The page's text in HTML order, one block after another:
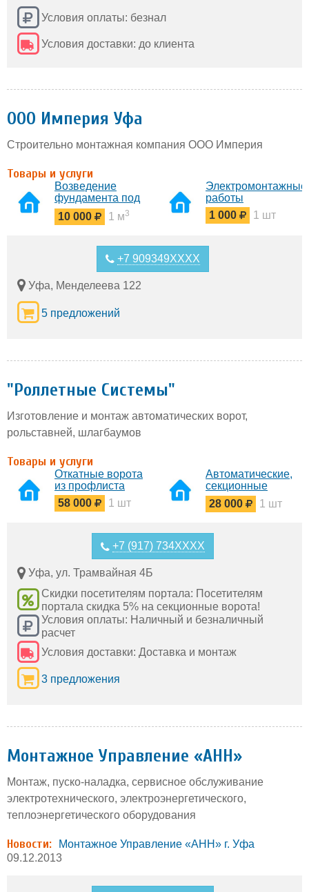
Условия оплаты: безнал
Условия доставки: до клиента
ООО Империя Уфа
Строительно монтажная компания ООО Империя
Товары и услуги
Возведение
фундамента под
ключ
10 000 1 м3
Электромонтажные
работы
1 000
1 шт
+7 909349XXXX
Уфа, Менделеева 122
5 предложений
"Роллетные Системы"
Изготовление и монтаж автоматических ворот,
рольставней, шлагбаумов
Товары и услуги
Откатные ворота
из профлиста
58 000
1 шт
Автоматические,
секционные
ворота
28 000 1 шт
+7 (917) 734XXXX
Уфа, ул. Трамвайная 4Б
Скидки посетителям портала: Посетителям
портала скидка 5% на секционные ворота!
Условия оплаты: Наличный и безналичный
расчет
Условия доставки: Доставка и монтаж
3 предложения
Монтажное Управление «АНН»
Монтаж, пуско-наладка, сервисное обслуживание
электротехнического, электроэнергетического,
теплоэнергетического оборудования
Новости:
Монтажное Управление «АНН» г. Уфа
09.12.2013